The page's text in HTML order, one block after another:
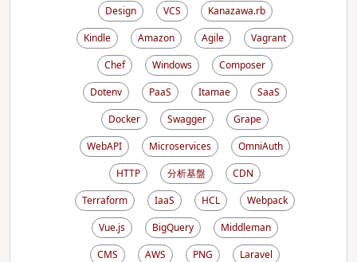
Design
VCS
Kanazawa.rb
Kindle
Amazon Agile
Vagrant
Chef
Windows
Composer
Dotenv
PaaS Itamae
SaaS
Docker
Swagger
Grape
WebAPI
Microservices
OmniAuth
HTTP
分析基盤
CDN
Terraform
IaaS HCL
Webpack
Vue.js
BigQuery
Middleman
CMS
AWS PNG
Laravel